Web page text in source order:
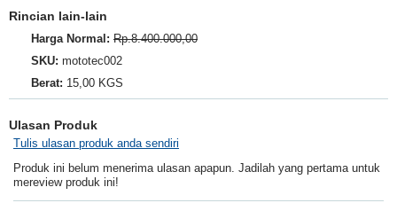
Rincian lain-lain
Harga Normal: Rp.8.400.000,00
SKU: mototec002
Berat: 15,00 KGS
Ulasan Produk
Tulis ulasan produk anda sendiri
Produk ini belum menerima ulasan apapun. Jadilah yang pertama untuk
mereview produk ini!